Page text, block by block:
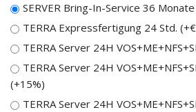
SERVER Bring-In-Service 36
TERRA Expressfertigung 24 Std.
TERRA Server 24H
TERRA Server 24H
(+15%)
TERRA Server 24H